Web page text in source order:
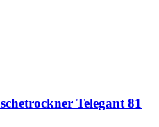
Telegant 81